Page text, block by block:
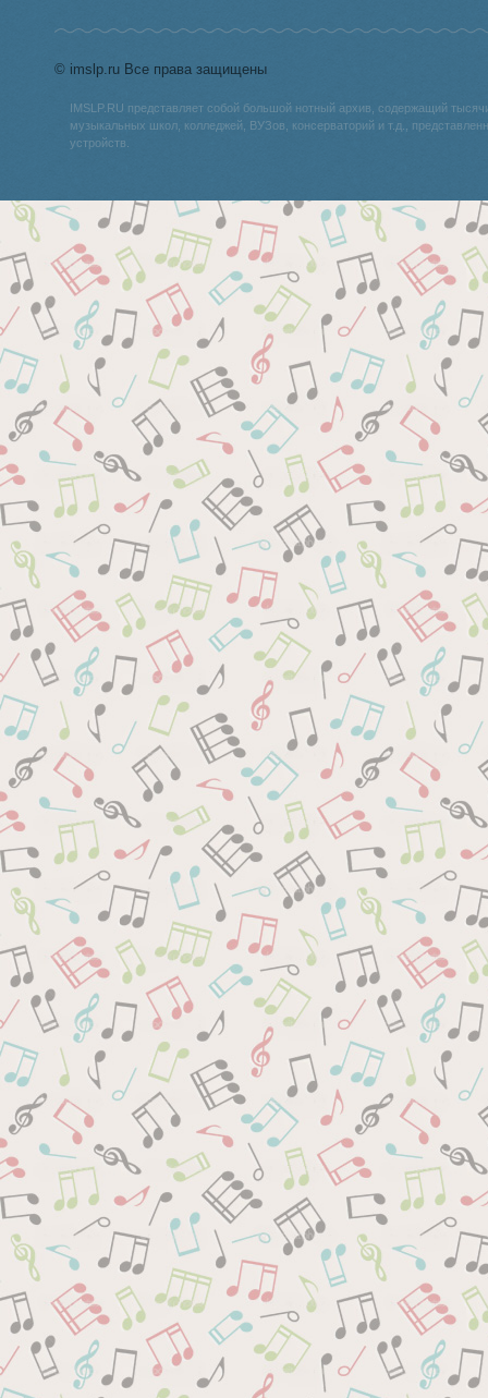
© imslp.ru Все права защищены
IMSLP.RU представляет собой большой нотный архив, содержащий
музыкальных школ, колледжей, ВУЗов, консерваторий и т.д.,
устройств.